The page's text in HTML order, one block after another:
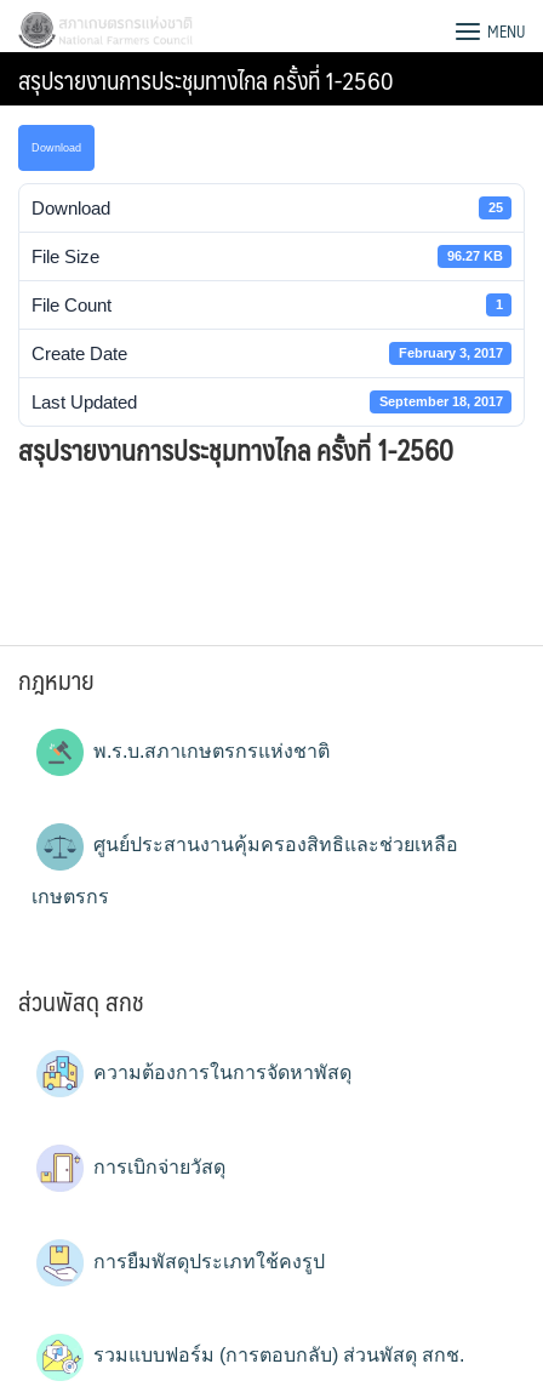
Skip
content
Search
สภาเกษตรกรแห่งชาติ MENU
สรุปรายงานการประชุมทางไกล ครั้งที่ 1-2560
Download
Download 25
File Size 96.27 KB
File Count 1
Create Date February 3, 2017
Last Updated September 18, 2017
สรุปรายงานการประชุมทางไกล ครั้งที่ 1-2560
กฎหมาย
พ.ร.บ.สภาเกษตรกรแห่งชาติ
ศูนย์ประสานงานคุ้มครองสิทธิและช่วยเหลือ
เกษตรกร
ส่วนพัสดุ สกช
ความต้องการในการจัดหาพัสดุ
การเบิกจ่ายวัสดุ
การยืมพัสดุประเภทใช้คงรูป
รวมแบบฟอร์ม (การตอบกลับ) ส่วนพัสดุ สกช.